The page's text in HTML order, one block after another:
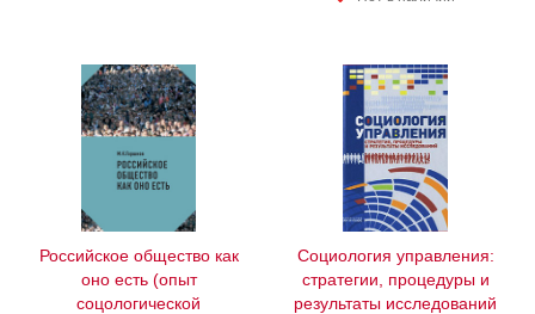
Российское общество как
оно есть (опыт
соцологической
Социология управления:
стратегии, процедуры и
результаты исследований